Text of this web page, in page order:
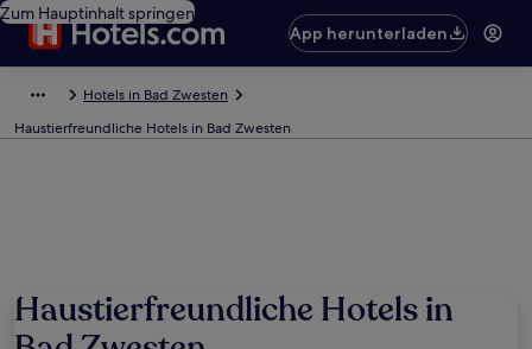
Zum Hauptinhalt springen
App herunterladen
Hotels in Bad Zwesten
Haustierfreundliche Hotels in Bad Zwesten
Haustierfreundliche Hotels in